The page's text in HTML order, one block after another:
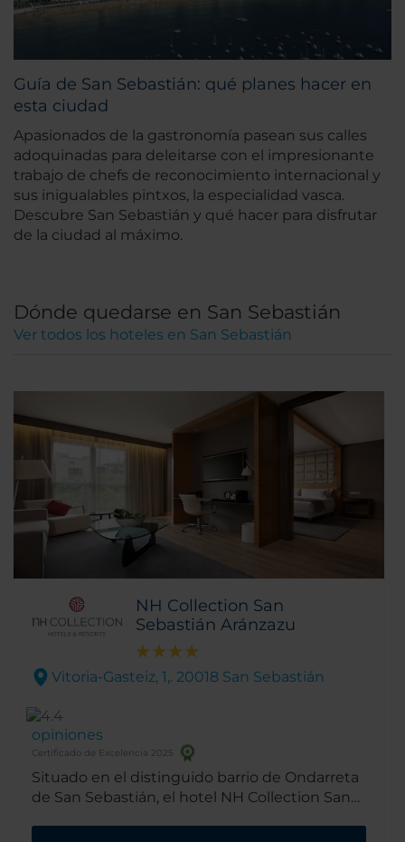
Guía de San Sebastián: qué planes hacer en
esta ciudad
Apasionados de la gastronomía pasean sus calles
adoquinadas para deleitarse con el impresionante
trabajo de chefs de reconocimiento internacional y
sus inigualables pintxos, la especialidad vasca.
Descubre San Sebastián y qué hacer para disfrutar
de la ciudad al máximo.
Dónde quedarse en San Sebastián
Ver todos los hoteles en San Sebastián
NH Collection San
Sebastián Aránzazu
Vitoria-Gasteiz, 1,. 20018 San Sebastián
opiniones
Certificado de Excelencia 2025
Situado en el distinguido barrio de Ondarreta
de San Sebastián, el hotel NH Collection San